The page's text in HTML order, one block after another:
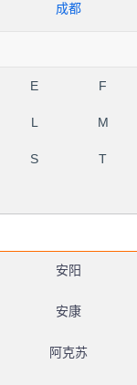
成都
E F
L M
S T
安阳
安康
阿克苏